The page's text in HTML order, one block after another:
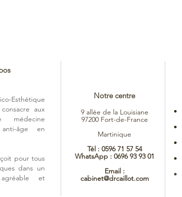
Notre centre
9 allée de la Louisiane
97200 Fort-de-France
Martinique
Tél : 0596 71 57 54
WhatsApp : 0696 93 93 01
Email :
cabinet@drcaillot.com
Esthétique
aux
médecine
âge en
pour tous
dans un
agréable et